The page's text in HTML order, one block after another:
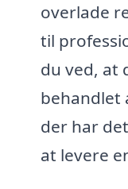
overlade
til
du ved, at
behandlet
der har
at levere